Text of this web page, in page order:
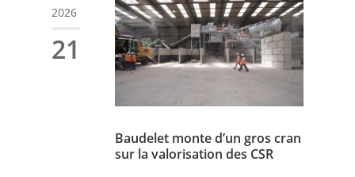
2026
21
Baudelet monte d’un gros cran
sur la valorisation des CSR